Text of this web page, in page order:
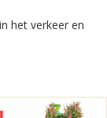
het verkeer en